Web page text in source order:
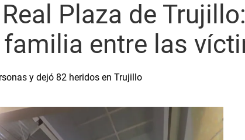
Plaza de
entre las
y dejó 82 heridos en Trujillo